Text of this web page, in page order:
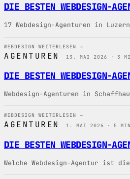
DIE BESTEN WEBDESIGN-
17 Webdesign-Agenturen in
WEBDESIGN WEITERLESEN →
AGENTUREN 13. MAI 2026 · 3
DIE BESTEN WEBDESIGN-
Webdesign-Agenturen in
WEBDESIGN WEITERLESEN →
AGENTUREN 1. MAI 2026 · 5 MIN
DIE BESTEN WEBDESIGN-
Welche Webdesign-Agentur ist